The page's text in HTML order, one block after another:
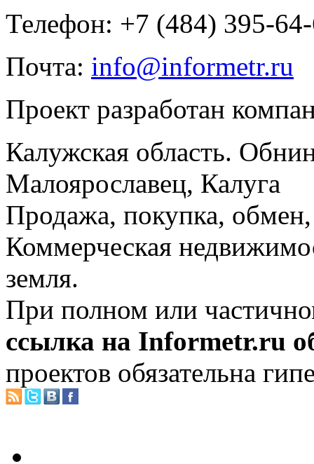
Телефон: +7 (484) 395-
Почта: info@informetr.ru
Проект разработан
Калужская область.
Малоярославец, Калуга
Продажа, покупка, обмен,
Коммерческая
земля.
При полном или
ссылка на Informetr.ru
проектов обязательна